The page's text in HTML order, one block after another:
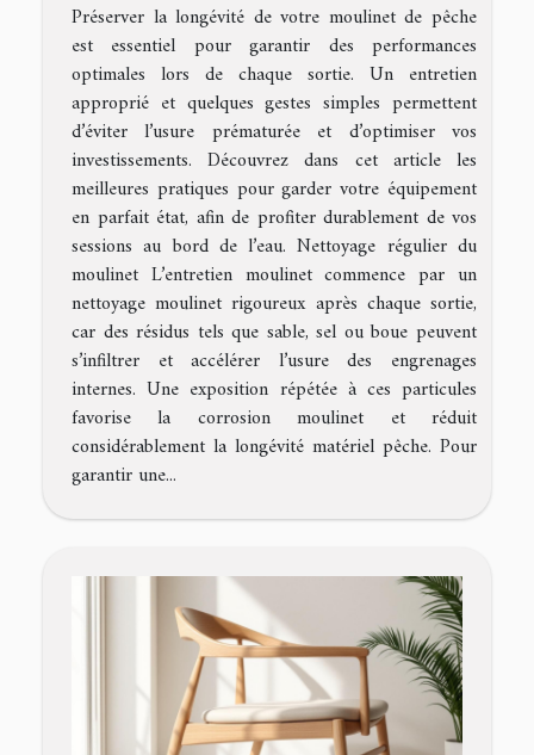
Préserver la longévité de votre moulinet de pêche
est essentiel pour garantir des performances
optimales lors de chaque sortie. Un entretien
approprié et quelques gestes simples permettent
d’éviter l’usure prématurée et d’optimiser vos
investissements. Découvrez dans cet article les
meilleures pratiques pour garder votre équipement
en parfait état, afin de profiter durablement de vos
sessions au bord de l’eau. Nettoyage régulier du
moulinet L’entretien moulinet commence par un
nettoyage moulinet rigoureux après chaque sortie,
car des résidus tels que sable, sel ou boue peuvent
s’infiltrer et accélérer l’usure des engrenages
internes. Une exposition répétée à ces particules
favorise la corrosion moulinet et réduit
considérablement la longévité matériel pêche. Pour
garantir une...